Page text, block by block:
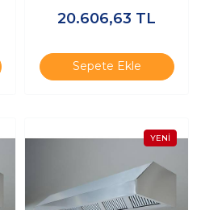
KALİTE
20.606,63 TL
Sepete Ekle